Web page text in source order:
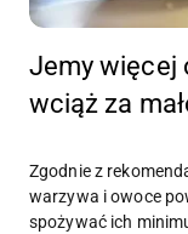
Jemy więcej
wciąż za
Zgodnie z
warzywa i owoce
spożywać ich